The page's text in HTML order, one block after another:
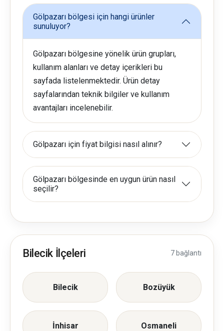
Gölpazarı bölgesi için hangi ürünler
sunuluyor?
Gölpazarı bölgesine yönelik ürün grupları,
kullanım alanları ve detay içerikleri bu
sayfada listelenmektedir. Ürün detay
sayfalarından teknik bilgiler ve kullanım
avantajları incelenebilir.
Gölpazarı için fiyat bilgisi nasıl alınır?
Gölpazarı bölgesinde en uygun ürün nasıl
seçilir?
Bilecik İlçeleri 7 bağlantı
Bilecik Bozüyük
İnhisar Osmaneli